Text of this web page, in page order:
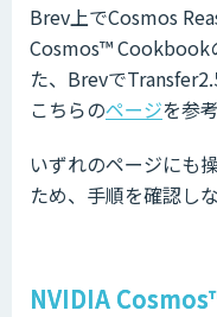
Brev上でCosmos
Cosmos™ Cookbook
た、Brevで
こちらのページを参
いずれのページにも
ため、手順を確認し
NVIDIA